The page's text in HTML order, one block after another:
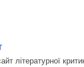
літературної